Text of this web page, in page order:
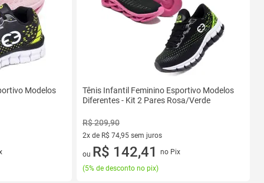
Modelos
Tênis Infantil Feminino Esportivo Modelos
Diferentes - Kit 2 Pares Rosa/Verde
R$ 209,90
2x de R$ 74,95 sem juros
2 vez de R$ 74,95 sem juros
ou R$ 142,41
no Pix
(5% de desconto no pix)